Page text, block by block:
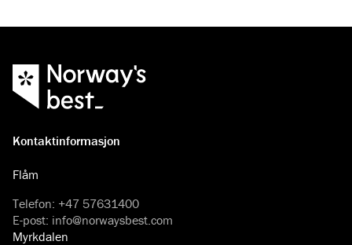
Kontaktinformasjon
Flåm
Telefon: +47 57631400
E-post: info@norwaysbest.com
Myrkdalen